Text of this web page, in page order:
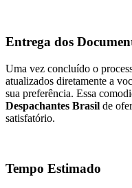
Entrega dos
Uma vez concluído o
atualizados diretamente a
sua preferência. Essa
Despachantes Brasil de
satisfatório.
Tempo Estimado